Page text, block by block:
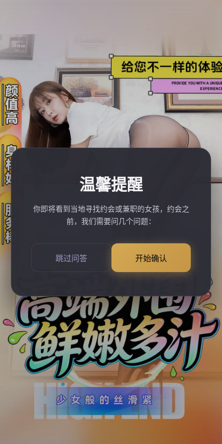
温馨提醒
你即将看到当地寻找约会或兼职的女孩，约会之
前，我们需要问几个问题：
跳过问答 开始确认